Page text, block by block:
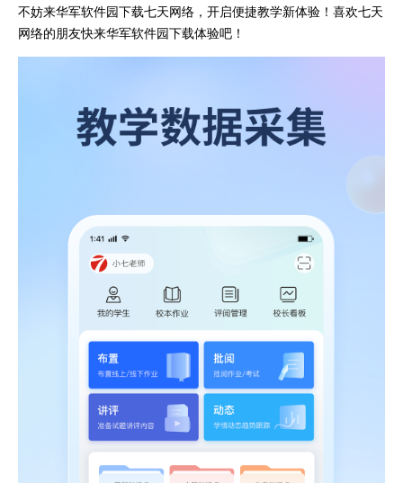
不妨来华军软件园下载七天网络，开启便捷教学新体验！喜欢七天
网络的朋友快来华军软件园下载体验吧！